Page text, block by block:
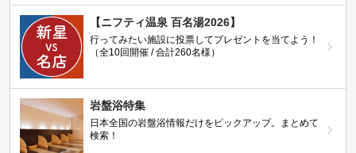
【ニフティ温泉 百名湯2026】
行ってみたい施設に投票してプレゼントを当てよう！
（全10回開催 / 合計260名様）
岩盤浴特集
日本全国の岩盤浴情報だけをピックアップ。まとめて
検索！